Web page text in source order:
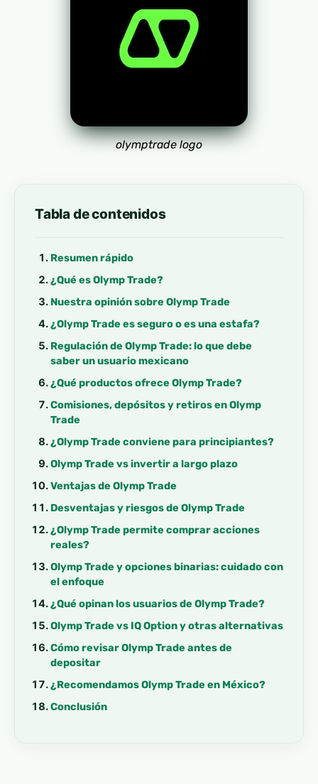
olymptrade logo
Tabla de contenidos
Resumen rápido
¿Qué es Olymp Trade?
Nuestra opinión sobre Olymp Trade
¿Olymp Trade es seguro o es una estafa?
Regulación de Olymp Trade: lo que debe
saber un usuario mexicano
¿Qué productos ofrece Olymp Trade?
Comisiones, depósitos y retiros en Olymp
Trade
¿Olymp Trade conviene para principiantes?
Olymp Trade vs invertir a largo plazo
Ventajas de Olymp Trade
Desventajas y riesgos de Olymp Trade
¿Olymp Trade permite comprar acciones
reales?
Olymp Trade y opciones binarias: cuidado con
el enfoque
¿Qué opinan los usuarios de Olymp Trade?
Olymp Trade vs IQ Option y otras alternativas
Cómo revisar Olymp Trade antes de
depositar
¿Recomendamos Olymp Trade en México?
Conclusión